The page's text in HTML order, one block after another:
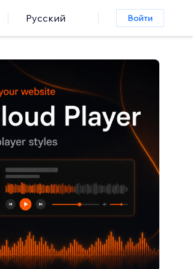
Русский Войти